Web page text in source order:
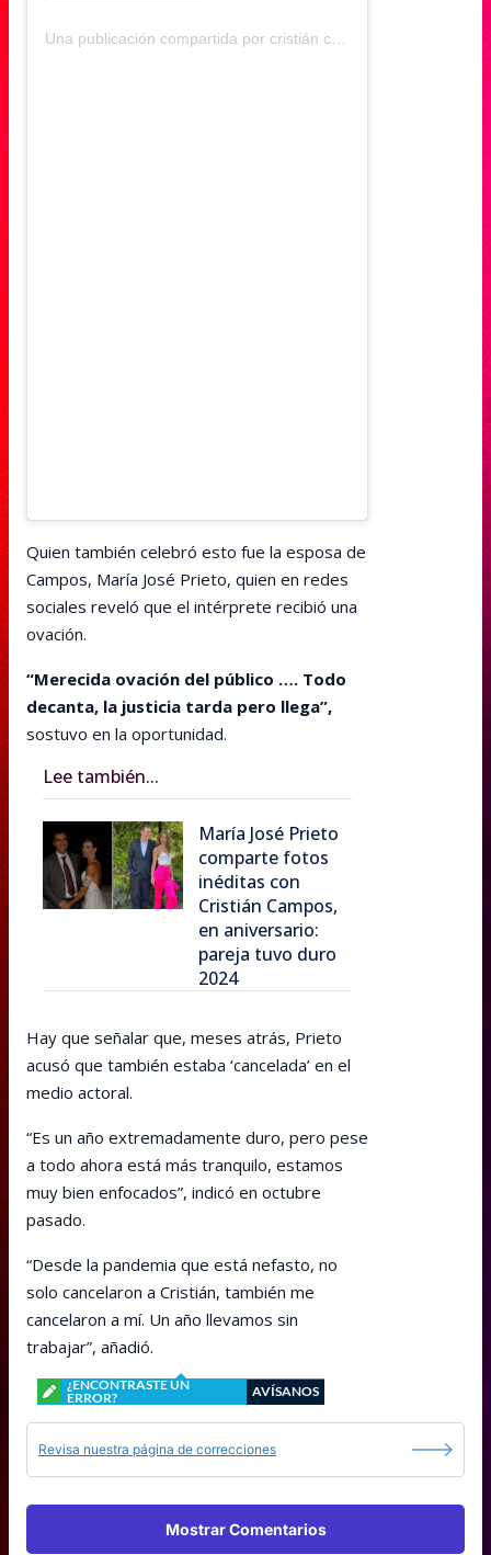
Quien también celebró esto fue la esposa de
Campos, María José Prieto, quien en redes
sociales reveló que el intérprete recibió una
ovación.
“Merecida ovación del público …. Todo
decanta, la justicia tarda pero llega”,
sostuvo en la oportunidad.
Lee también...
María José Prieto
comparte fotos
inéditas con
Cristián Campos,
en aniversario:
pareja tuvo duro
2024
Hay que señalar que, meses atrás, Prieto
acusó que también estaba ‘cancelada’ en el
medio actoral.
“Es un año extremadamente duro, pero pese
a todo ahora está más tranquilo, estamos
muy bien enfocados”, indicó en octubre
pasado.
“Desde la pandemia que está nefasto, no
solo cancelaron a Cristián, también me
cancelaron a mí. Un año llevamos sin
trabajar”, añadió.
¿ENCONTRASTE UN
ERROR?
AVÍSANOS
Revisa nuestra página de correcciones
Mostrar Comentarios